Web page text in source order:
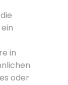
in
oder